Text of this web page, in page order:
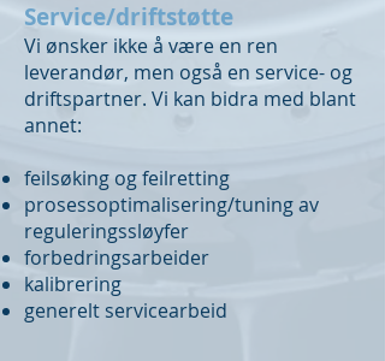
Service/driftstøtte
Vi ønsker ikke å være en ren
leverandør, men også en service- og
driftspartner. Vi kan bidra med blant
annet:
feilsøking og feilretting
prosessoptimalisering/tuning av
reguleringssløyfer
forbedringsarbeider
kalibrering
generelt servicearbeid